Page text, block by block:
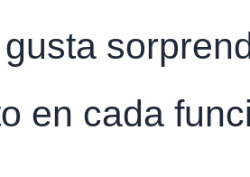
en cada